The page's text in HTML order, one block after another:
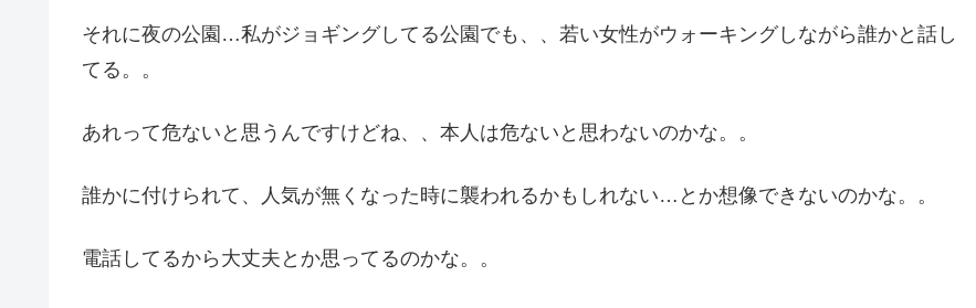
それに夜の公園…私がジョギングしてる公園でも、、若い女性がウォーキングしながら誰かと話し
てる。。
あれって危ないと思うんですけどね、、本人は危ないと思わないのかな。。
誰かに付けられて、人気が無くなった時に襲われるかもしれない…とか想像できないのかな。。
電話してるから大丈夫とか思ってるのかな。。